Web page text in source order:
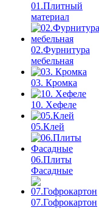
01.Плитный
материал
02.Фурнитура
мебельная
03. Кромка
10. Хефеле
05.Клей
06.Плиты
Фасадные
07.Гофрокартон